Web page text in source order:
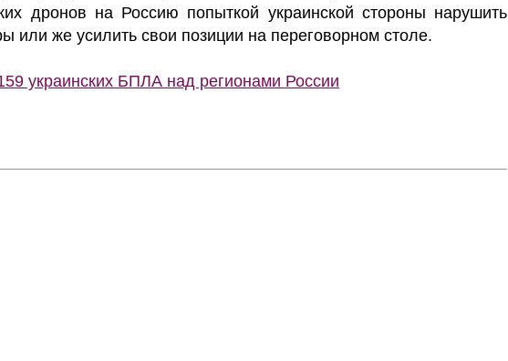
дронов на Россию попыткой украинской стороны нарушить
или же усилить свои позиции на переговорном столе.
украинских БПЛА над регионами России